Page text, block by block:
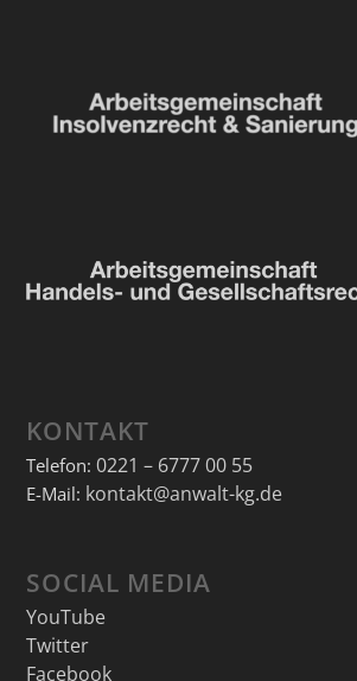
KONTAKT
Telefon: 0221 – 6777 00 55
E-Mail: kontakt@anwalt-kg.de
SOCIAL MEDIA
YouTube
Twitter
Facebook